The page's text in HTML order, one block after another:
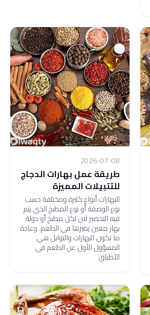
2026-07-08
طريقة عمل بهارات الدجاج
للتتبيلات المميزة
البهارات أنواع كثيرة ومختلفة حسب
نوع الوصفة أو نوع المطبخ الذي يتم
فيه التحضير لان لكل مطبخ أو دولة
بهار معين يميزها في الطعم، وعادة
ما تكون البهارات والتوابل هي
المسؤول الأول عن الطعم في
الأطباق